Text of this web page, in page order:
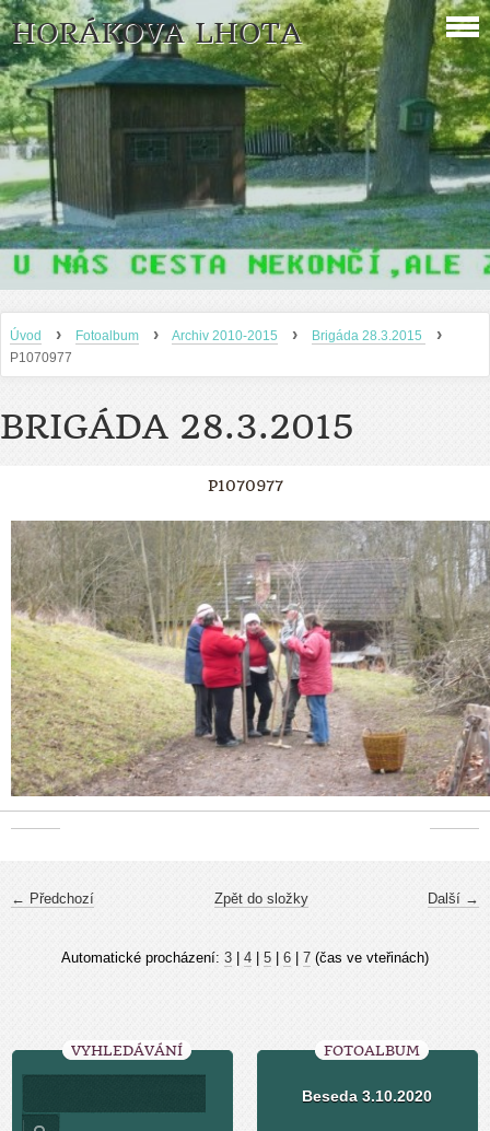
HORÁKOVA LHOTA
Úvod › Fotoalbum › Archiv 2010-2015 › Brigáda 28.3.2015 ›
P1070977
BRIGÁDA 28.3.2015
P1070977
← Předchozí Další →
Zpět do složky
Automatické procházení: 3 4 5 6 7 (čas ve vteřinách)
VYHLEDÁVÁNÍ FOTOALBUM
Beseda 3.10.2020